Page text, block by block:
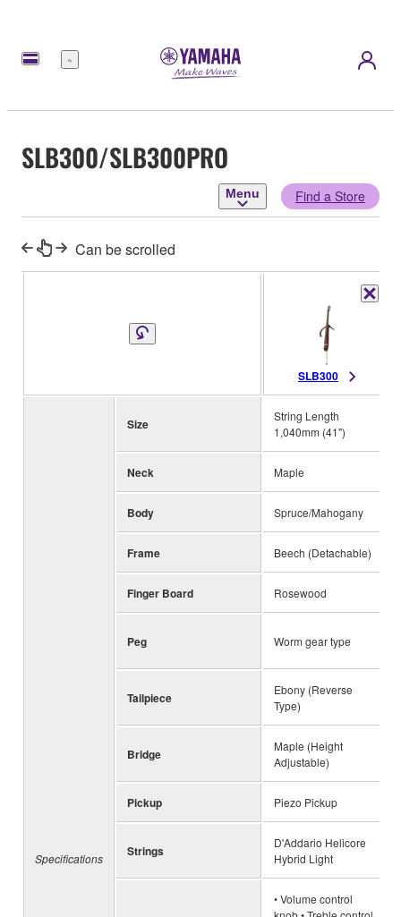
Menu
SLB300/SLB300PRO
Menu Find a Store
Can be scrolled
SLB300
Specifications
Size
String Length
1,040mm (41")
Neck Maple
Body Spruce/Mahogany
Frame Beech (Detachable)
Finger Board Rosewood
Peg Worm gear type
Tailpiece
Ebony (Reverse
Type)
Bridge
Maple (Height
Adjustable)
Pickup Piezo Pickup
Strings
D'Addario Helicore
Hybrid Light
• Volume control